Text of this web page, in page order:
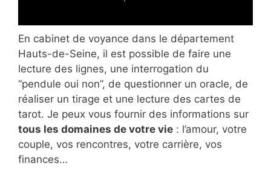
En cabinet de voyance dans le département
Hauts-de-Seine, il est possible de faire une
lecture des lignes, une interrogation du
“pendule oui non”, de questionner un oracle, de
réaliser un tirage et une lecture des cartes de
tarot. Je peux vous fournir des informations sur
tous les domaines de votre vie : l’amour, votre
couple, vos rencontres, votre carrière, vos
finances…